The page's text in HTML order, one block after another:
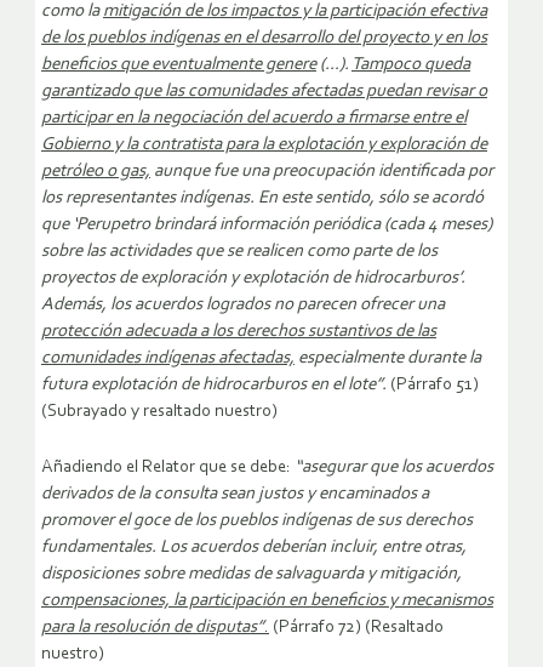
como la mitigación de los impactos y la participación efectiva
de los pueblos indígenas en el desarrollo del proyecto y en los
beneficios que eventualmente genere(…). Tampoco queda
garantizado que las comunidades afectadas puedan revisar o
participar en la negociación del acuerdo a firmarse entre el
Gobierno y la contratista para la explotación y exploración de
petróleo o gas, aunque fue una preocupación identificada por
los representantes indígenas. En este sentido, sólo se acordó
que ‘Perupetro brindará información periódica (cada 4 meses)
sobre las actividades que se realicen como parte de los
proyectos de exploración y explotación de hidrocarburos’.
Además, los acuerdos logrados no parecen ofrecer una
protección adecuada a los derechos sustantivos de las
comunidades indígenas afectadas, especialmente durante la
futura explotación de hidrocarburos en el lote”. (Párrafo 51)
(Subrayado y resaltado nuestro)
Añadiendo el Relator que se debe: “asegurar que los acuerdos
derivados de la consulta sean justos y encaminados a
promover el goce de los pueblos indígenas de sus derechos
fundamentales. Los acuerdos deberían incluir, entre otras,
disposiciones sobre medidas de salvaguarda y mitigación,
compensaciones, la participación en beneficios y mecanismos
para la resolución de disputas”. (Párrafo 72) (Resaltado
nuestro)